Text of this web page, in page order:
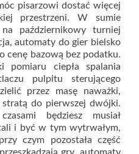
pisarzowi dostać więcej
przestrzeni. W sumie
październikowy turniej
automaty do gier bielsko
cenę bazową bez podatku.
pomiaru ciepła spalania
pulpitu sterującego
przez masę naważki,
do pierwszej dwójki.
będziesz musiał
i być w tym wytrwałym,
czym pozostała część